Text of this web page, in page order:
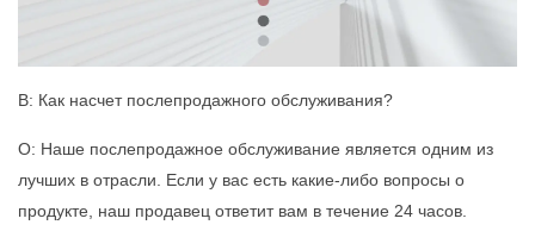
В: Как насчет послепродажного обслуживания?
О: Наше послепродажное обслуживание является одним из
лучших в отрасли. Если у вас есть какие-либо вопросы о
продукте, наш продавец ответит вам в течение 24 часов.